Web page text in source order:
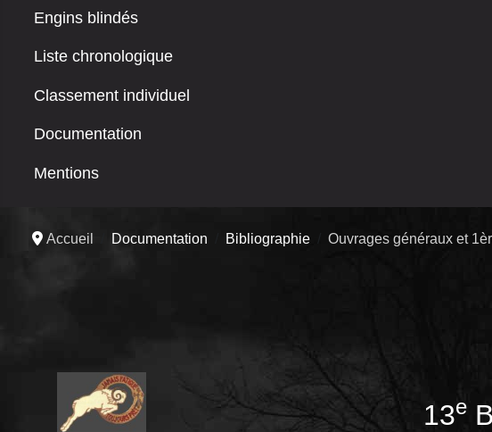
Engins blindés
Liste chronologique
Classement individuel
Documentation
Mentions
Accueil Documentation Bibliographie Ouvrages généraux et
13e